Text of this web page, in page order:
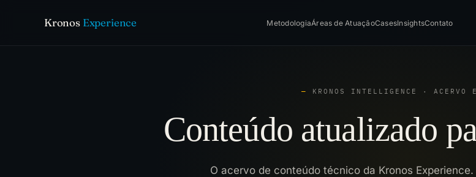
Kronos Experience MetodologiaÁreas de AtuaçãoCasesInsightsContato
— KRONOS INTELLIGENCE · ACERVO
Conteúdo atualizado
O acervo de conteúdo técnico da Kronos